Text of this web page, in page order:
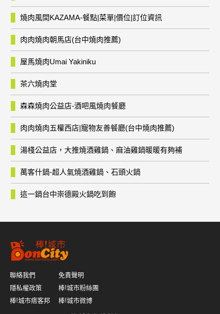
燒肉風間KAZAMA-餐點|菜單|價位|訂位資訊
肉肉燒肉朝馬店(台中燒肉推薦)
屋馬燒肉Umai Yakiniku
茶六燒肉堂
森森燒肉公益店-酒吧風燒肉餐廳
肉肉燒肉五權西店|寵物友善餐廳(台中燒肉推薦)
湯棧公益店，大推燒酒雞鍋、麻油雞鍋暖暖有夠補
萬客什鍋-超人氣燒酒雞鍋、石頭火鍋
這一鍋台中崇德殿火鍋吃到飽
聯絡我們
免責聲明
隱私權政策
棒!城市粉絲團
棒!城市痞客邦
棒!城市微博